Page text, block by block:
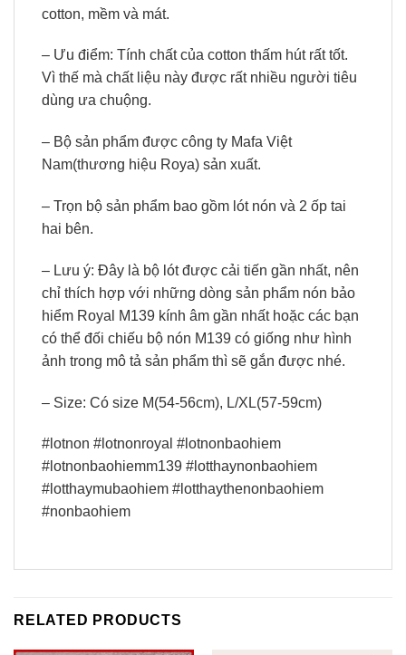
cotton, mềm và mát.
– Ưu điểm: Tính chất của cotton thấm hút rất tốt.
Vì thế mà chất liệu này được rất nhiều người tiêu
dùng ưa chuộng.
– Bộ sản phẩm được công ty Mafa Việt
Nam(thương hiệu Roya) sản xuất.
– Trọn bộ sản phẩm bao gồm lót nón và 2 ốp tai
hai bên.
– Lưu ý: Đây là bộ lót được cải tiến gần nhất, nên
chỉ thích hợp với những dòng sản phẩm nón bảo
hiểm Royal M139 kính âm gần nhất hoặc các bạn
có thể đối chiếu bộ nón M139 có giống như hình
ảnh trong mô tả sản phẩm thì sẽ gắn được nhé.
– Size: Có size M(54-56cm), L/XL(57-59cm)
#lotnon #lotnonroyal #lotnonbaohiem
#lotnonbaohiemm139 #lotthaynonbaohiem
#lotthaymubaohiem #lotthaythenonbaohiem
#nonbaohiem
RELATED PRODUCTS